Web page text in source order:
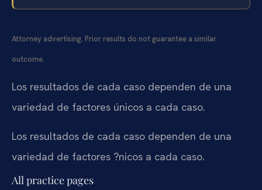
Attorney advertising. Prior results do not guarantee a similar
outcome.
Los resultados de cada caso dependen de una
variedad de factores únicos a cada caso.
Los resultados de cada caso dependen de una
variedad de factores ?nicos a cada caso.
All practice pages